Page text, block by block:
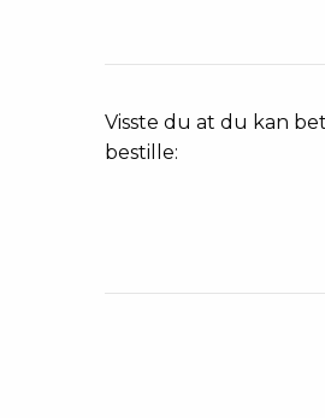
Visste du at du kan
bestille: